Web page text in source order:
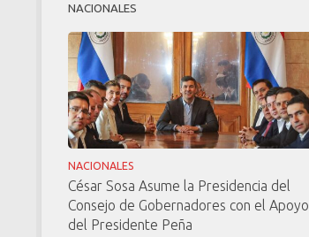
NACIONALES
NACIONALES
César Sosa Asume la Presidencia del
Consejo de Gobernadores con el Apoyo
del Presidente Peña